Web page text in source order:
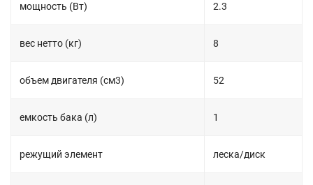
мощность (Вт) 2.3
вес нетто (кг) 8
объем двигателя (см3) 52
емкость бака (л) 1
режущий элемент леска/диск